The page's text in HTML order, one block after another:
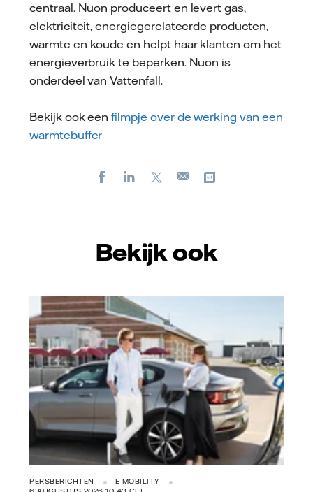
centraal. Nuon produceert en levert gas,
elektriciteit, energiegerelateerde producten,
warmte en koude en helpt haar klanten om het
energieverbruik te beperken. Nuon is
onderdeel van Vattenfall.
Bekijk ook eenfilmpje over de werking van een
warmtebuffer
FacebookLinkedIn
E-
Bekijk ook
Vattenfall/Jeanette Hägglund
PERSBERICHTEN
E-MOBILITY